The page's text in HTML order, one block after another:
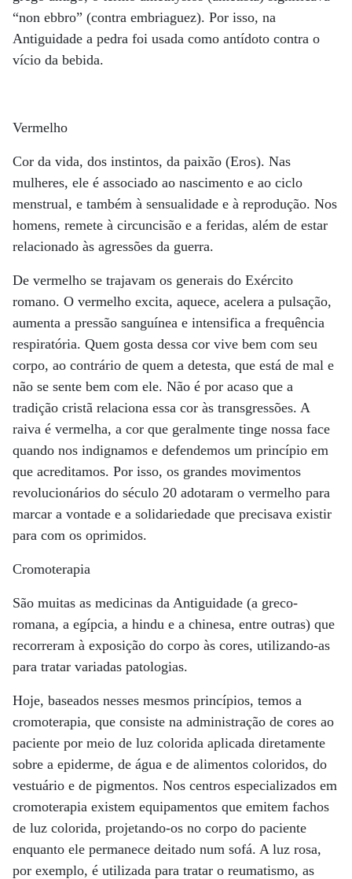
“non ebbro” (contra embriaguez). Por isso, na
Antiguidade a pedra foi usada como antídoto contra o
vício da bebida.
Vermelho
Cor da vida, dos instintos, da paixão (Eros). Nas
mulheres, ele é associado ao nascimento e ao ciclo
menstrual, e também à sensualidade e à reprodução. Nos
homens, remete à circuncisão e a feridas, além de estar
relacionado às agressões da guerra.
De vermelho se trajavam os generais do Exército
romano. O vermelho excita, aquece, acelera a pulsação,
aumenta a pressão sanguínea e intensifica a frequência
respiratória. Quem gosta dessa cor vive bem com seu
corpo, ao contrário de quem a detesta, que está de mal e
não se sente bem com ele. Não é por acaso que a
tradição cristã relaciona essa cor às transgressões. A
raiva é vermelha, a cor que geralmente tinge nossa face
quando nos indignamos e defendemos um princípio em
que acreditamos. Por isso, os grandes movimentos
revolucionários do século 20 adotaram o vermelho para
marcar a vontade e a solidariedade que precisava existir
para com os oprimidos.
Cromoterapia
São muitas as medicinas da Antiguidade (a greco-
romana, a egípcia, a hindu e a chinesa, entre outras) que
recorreram à exposição do corpo às cores, utilizando-as
para tratar variadas patologias.
Hoje, baseados nesses mesmos princípios, temos a
cromoterapia, que consiste na administração de cores ao
paciente por meio de luz colorida aplicada diretamente
sobre a epiderme, de água e de alimentos coloridos, do
vestuário e de pigmentos. Nos centros especializados em
cromoterapia existem equipamentos que emitem fachos
de luz colorida, projetando-os no corpo do paciente
enquanto ele permanece deitado num sofá. A luz rosa,
por exemplo, é utilizada para tratar o reumatismo, as